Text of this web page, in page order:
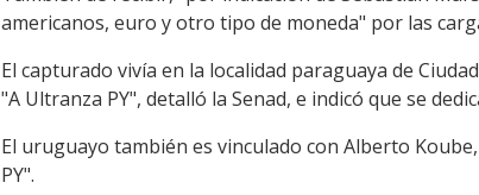
americanos, euro y otro tipo de moneda" por las
El capturado vivía en la localidad paraguaya de
"A Ultranza PY", detalló la Senad, e indicó que se
El uruguayo también es vinculado con Alberto
PY".